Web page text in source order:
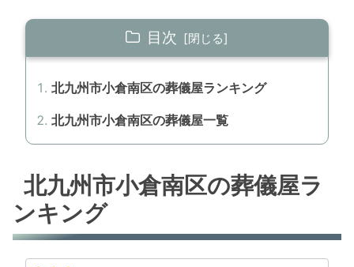
目次
北九州市小倉南区の葬儀屋ランキング
北九州市小倉南区の葬儀屋一覧
北九州市小倉南区の葬儀屋ラ
ンキング